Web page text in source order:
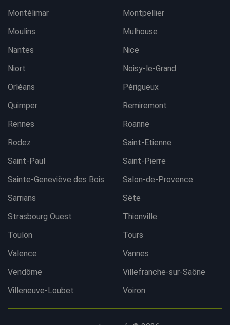
Montélimar
Montpellier
Moulins
Mulhouse
Nantes
Nice
Niort
Noisy-le-Grand
Orléans
Périgueux
Quimper
Remiremont
Rennes
Roanne
Rodez
Saint-Etienne
Saint-Paul
Saint-Pierre
Sainte-Geneviève des Bois
Salon-de-Provence
Sarrians
Sète
Strasbourg Ouest
Thionville
Toulon
Tours
Valence
Vannes
Vendôme
Villefranche-sur-Saône
Villeneuve-Loubet
Voiron